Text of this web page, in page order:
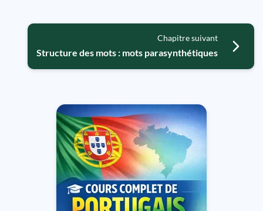
Chapitre suivant
Structure des mots : mots parasynthétiques